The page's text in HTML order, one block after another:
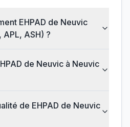
EHPAD de Neuvic
ASH) ?
de Neuvic à Neuvic
de EHPAD de Neuvic